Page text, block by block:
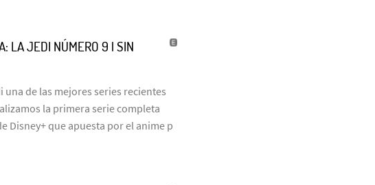
LA JEDI NÚMERO 9 | SIN
una de las mejores series recientes
la primera serie completa
Disney+ que apuesta por el anime p